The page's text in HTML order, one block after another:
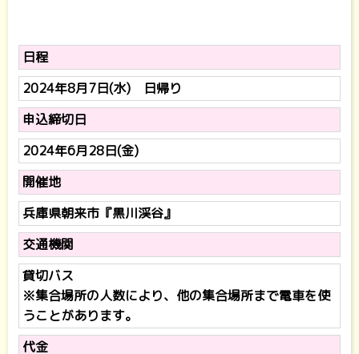
日程
2024年8月7日(水) 日帰り
申込締切日
2024年6月28日(金)
開催地
兵庫県朝来市『黒川渓谷』
交通機関
貸切バス
※集合場所の人数により、他の集合場所まで電車を使
うことがあります。
代金